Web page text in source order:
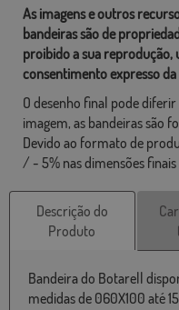
As imagens e outros
bandeiras são de
proibido a sua reprodução,
consentimento expresso
O desenho final pode
imagem, as bandeiras são
Devido ao formato de
/ - 5% nas dimensões finais
Descrição do
Produto
Bandeira do Botarell
medidas de 060X100 até